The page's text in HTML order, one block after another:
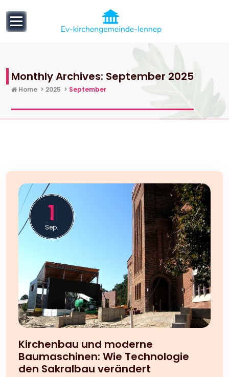
content
Moscheen!
Monthly Archives: September 2025
Home > 2025 > September
1
Sep.
Kirchenbau und moderne
Baumaschinen: Wie Technologie
den Sakralbau verändert